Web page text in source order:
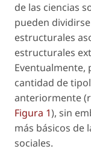
de las ciencias
pueden
estructurales
estructurales
Eventualmente,
cantidad de
anteriormente
Figura 1), sin
más básicos de
sociales.